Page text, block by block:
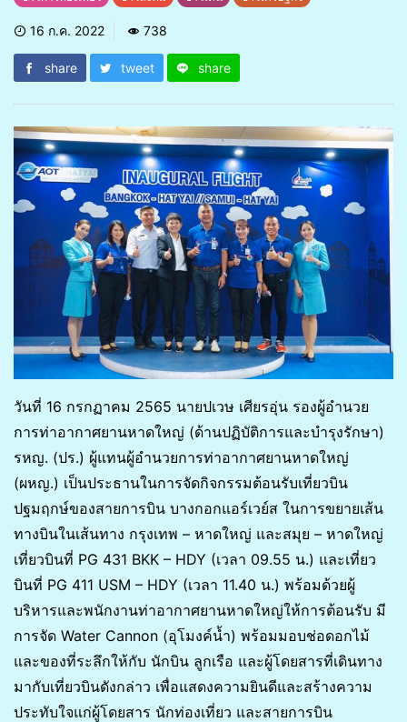
16 ก.ค. 2022 738
share tweet share
วันที่ 16 กรกฏาคม 2565 นายปเวษ เศียรอุ่น รองผู้อำนวย
การท่าอากาศยานหาดใหญ่ (ด้านปฏิบัติการและบำรุงรักษา)
รหญ. (ปร.) ผู้แทนผู้อำนวยการท่าอากาศยานหาดใหญ่
(ผหญ.) เป็นประธานในการจัดกิจกรรมต้อนรับเที่ยวบิน
ปฐมฤกษ์ของสายการบิน บางกอกแอร์เวย์ส ในการขยายเส้น
ทางบินในเส้นทาง กรุงเทพ – หาดใหญ่ และสมุย – หาดใหญ่
เที่ยวบินที่ PG 431 BKK – HDY (เวลา 09.55 น.) และเที่ยว
บินที่ PG 411 USM – HDY (เวลา 11.40 น.) พร้อมด้วยผู้
บริหารและพนักงานท่าอากาศยานหาดใหญ่ให้การต้อนรับ มี
การจัด Water Cannon (อุโมงค์น้ำ) พร้อมมอบช่อดอกไม้
และของที่ระลึกให้กับ นักบิน ลูกเรือ และผู้โดยสารที่เดินทาง
มากับเที่ยวบินดังกล่าว เพื่อแสดงความยินดีและสร้างความ
ประทับใจแก่ผู้โดยสาร นักท่องเที่ยว และสายการบิน